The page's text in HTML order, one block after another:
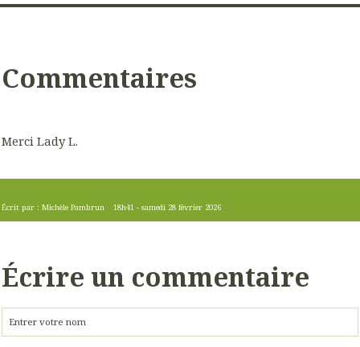
Commentaires
Merci Lady L.
Écrit par : Michèle Pambrun 18h41 -samedi 28 février 2026
Écrire un commentaire